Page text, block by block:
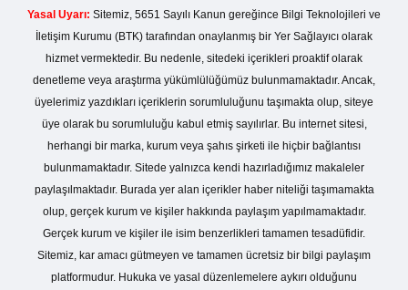
Yasal Uyarı: Sitemiz, 5651 Sayılı Kanun gereğince Bilgi Teknolojileri ve
İletişim Kurumu (BTK) tarafından onaylanmış bir Yer Sağlayıcı olarak
hizmet vermektedir. Bu nedenle, sitedeki içerikleri proaktif olarak
denetleme veya araştırma yükümlülüğümüz bulunmamaktadır. Ancak,
üyelerimiz yazdıkları içeriklerin sorumluluğunu taşımakta olup, siteye
üye olarak bu sorumluluğu kabul etmiş sayılırlar. Bu internet sitesi,
herhangi bir marka, kurum veya şahıs şirketi ile hiçbir bağlantısı
bulunmamaktadır. Sitede yalnızca kendi hazırladığımız makaleler
paylaşılmaktadır. Burada yer alan içerikler haber niteliği taşımamakta
olup, gerçek kurum ve kişiler hakkında paylaşım yapılmamaktadır.
Gerçek kurum ve kişiler ile isim benzerlikleri tamamen tesadüfidir.
Sitemiz, kar amacı gütmeyen ve tamamen ücretsiz bir bilgi paylaşım
platformudur. Hukuka ve yasal düzenlemelere aykırı olduğunu